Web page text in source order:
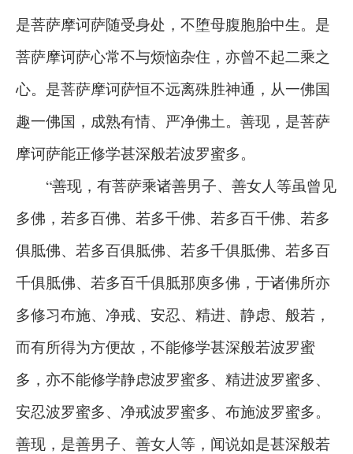
是菩萨摩诃萨随受身处，不堕母腹胞胎中生。是
菩萨摩诃萨心常不与烦恼杂住，亦曾不起二乘之
心。是菩萨摩诃萨恒不远离殊胜神通，从一佛国
趣一佛国，成熟有情、严净佛土。善现，是菩萨
摩诃萨能正修学甚深般若波罗蜜多。
“善现，有菩萨乘诸善男子、善女人等虽曾见
多佛，若多百佛、若多千佛、若多百千佛、若多
俱胝佛、若多百俱胝佛、若多千俱胝佛、若多百
千俱胝佛、若多百千俱胝那庾多佛，于诸佛所亦
多修习布施、净戒、安忍、精进、静虑、般若，
而有所得为方便故，不能修学甚深般若波罗蜜
多，亦不能修学静虑波罗蜜多、精进波罗蜜多、
安忍波罗蜜多、净戒波罗蜜多、布施波罗蜜多。
善现，是善男子、善女人等，闻说如是甚深般若